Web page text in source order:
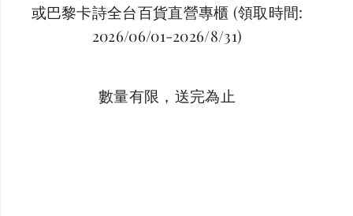
或巴黎卡詩全台百貨直營專櫃 (領取時間:
2026/06/01-2026/8/31)
數量有限，送完為止